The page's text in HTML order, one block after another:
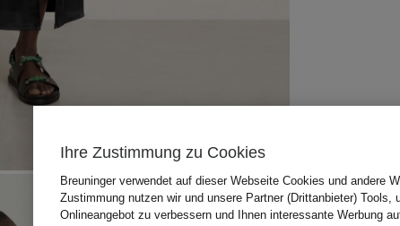
Ihre Zustimmung zu Cookies
Breuninger verwendet auf dieser Webseite Cookies und andere
Zustimmung nutzen wir und unsere Partner (Drittanbieter) Tools,
Onlineangebot zu verbessern und Ihnen interessante Werbung